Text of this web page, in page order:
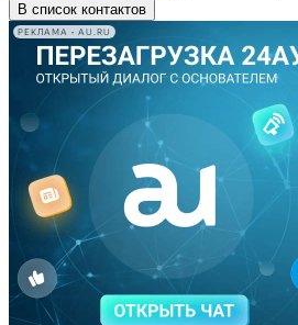
В список контактов
РЕКЛАМА • AU.RU